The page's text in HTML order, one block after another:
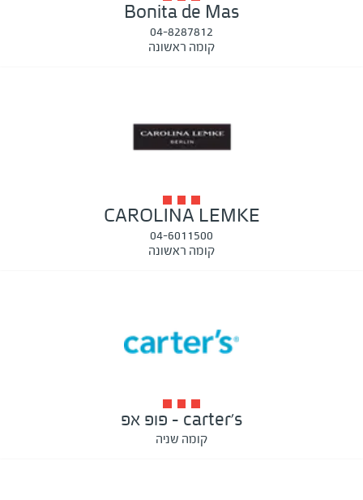
Bonita de Mas
04-8287812
קומה ראשונה
CAROLINA LEMKE
04-6011500
קומה ראשונה
carter's - פופ אפ
קומה שניה